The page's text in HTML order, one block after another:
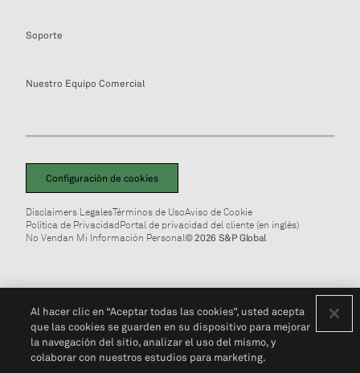
Soporte
Nuestro Equipo Comercial
Configuración de cookies
Disclaimers LegalesTérminos de UsoAviso de Cookie
Política de PrivacidadPortal de privacidad del cliente (en inglés)
No Vendan Mi Información Personal© 2026 S&P Global
Al hacer clic en “Aceptar todas las cookies”, usted acepta
que las cookies se guarden en su dispositivo para mejorar
la navegación del sitio, analizar el uso del mismo, y
colaborar con nuestros estudios para marketing.